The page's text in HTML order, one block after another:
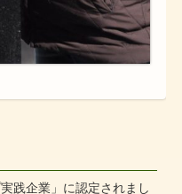
践企業」に認定されまし